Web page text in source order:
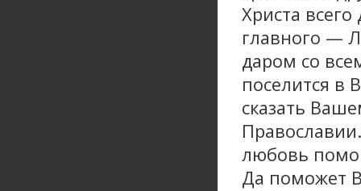
Христа
главного —
даром со
поселится в
сказать
любовь
Да поможет